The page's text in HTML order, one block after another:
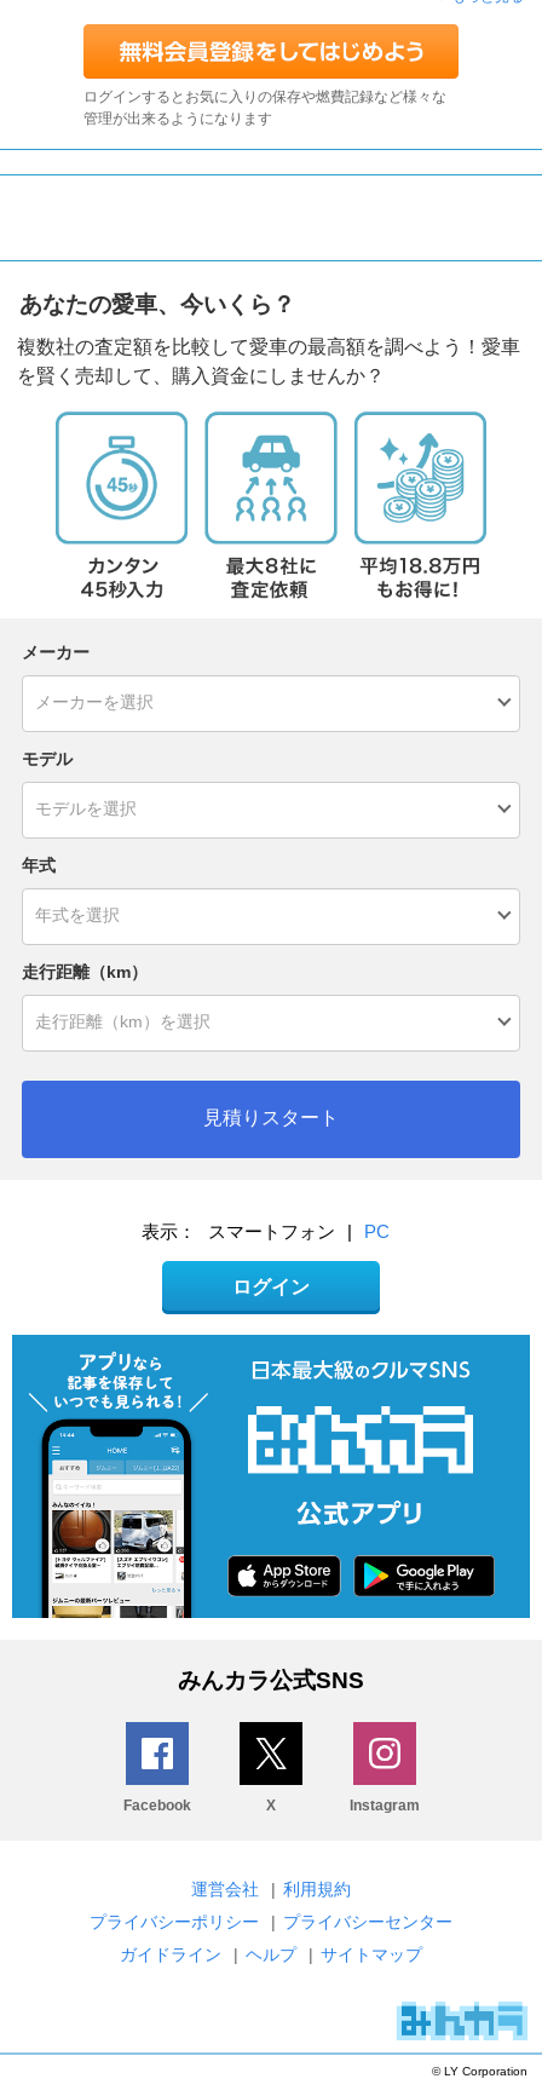
ログインするとお気に入りの保存や燃費記録など様々な
管理が出来るようになります
あなたの愛車、今いくら？
複数社の査定額を比較して愛車の最高額を調べよう！愛車
を賢く売却して、購入資金にしませんか？
メーカー
モデル
年式
走行距離（km）
見積りスタート
表示： スマートフォン | PC
ログイン
みんカラ公式SNS
Facebook X Instagram
運営会社 | 利用規約
プライバシーポリシー
| プライバシーセンター
ガイドライン
| ヘルプ | サイトマップ
© LY Corporation